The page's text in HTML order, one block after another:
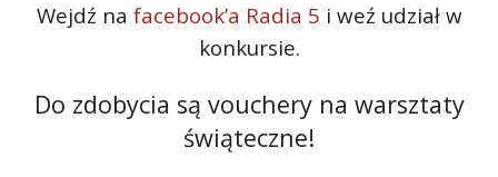
Wejdź na facebook’a Radia 5 i weź udział w
konkursie.
Do zdobycia są vouchery na warsztaty
świąteczne!